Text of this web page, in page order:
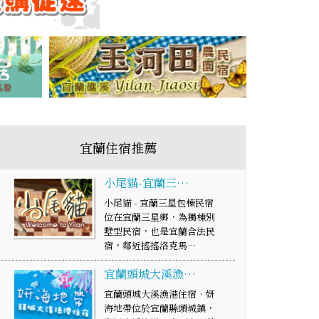
宜蘭住宿推薦
小尾貓-宜蘭三…
小尾貓 - 宜蘭三星包棟民宿
位在宜蘭三星鄉，為獨棟別
墅型民宿，也是宜蘭合法民
宿，鄰近搖搖洛克馬…
宜蘭頭城大溪漁…
宜蘭頭城大溪漁港住宿‧妍
海地帶位於宜蘭縣頭城鎮，